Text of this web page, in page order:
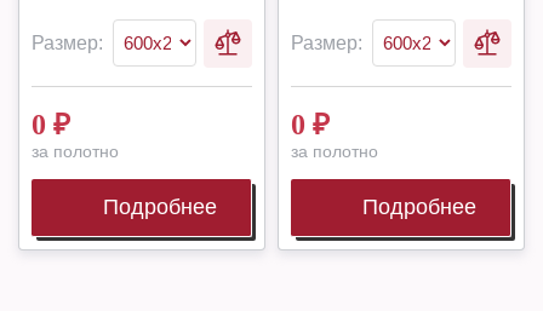
Размер:
0 ₽
за полотно
Подробнее
Размер:
0 ₽
за полотно
Подробнее